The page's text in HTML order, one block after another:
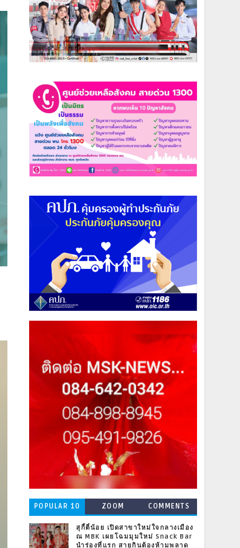
POPULAR 10 ZOOM COMMENTS
สุกี้ตี๋น้อย เปิดสาขาใหม่ใจกลางเมือง
ณ MBK เผยโฉมมุมใหม่ Snack Bar
นำร่องที่แรก สายกินต้องห้ามพลาด